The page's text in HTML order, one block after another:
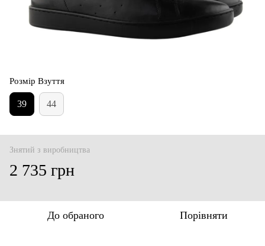
Розмір Взуття
39 44
Знятий з виробництва
2 735 грн
До обраного Порівняти